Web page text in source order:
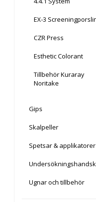
EX-3
CZR Press
Esthetic Colorant
Tillbehör Kuraray
Noritake
Gips
Skalpeller
Spetsar & applikatorer
Ugnar och tillbehör